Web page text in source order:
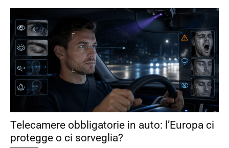
Telecamere obbligatorie in auto: l’Europa ci
protegge o ci sorveglia?